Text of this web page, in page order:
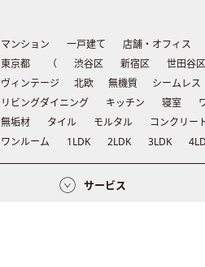
マンション 一戸建て
店舗・オフィス
東京都 （ 渋谷区 新宿区 世田谷区
ヴィンテージ 北欧 無機質 シームレス
リビングダイニング キッチン 寝室
無垢材 タイル モルタル コンクリー
ワンルーム 1LDK 2LDK 3LDK
サービス